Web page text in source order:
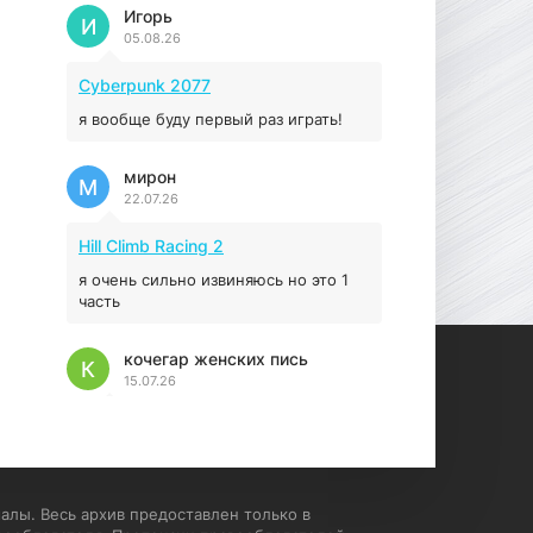
Prey
16.95 ГБ
Игорь
05.08.26
И
Cyberpunk 2077
я вообще буду первый раз играть!
мирон
22.07.26
М
Hill Climb Racing 2
я очень сильно извиняюсь но это 1
часть
кочегар женских пись
15.07.26
К
напишите блять на пк с
Весь архив предоставлен только в